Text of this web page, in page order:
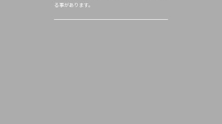
る事があります。